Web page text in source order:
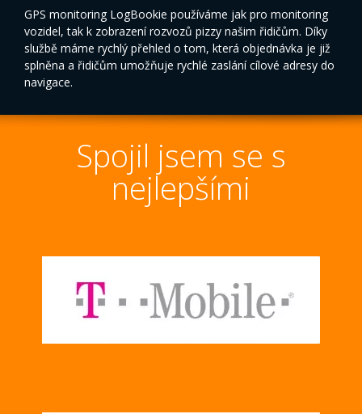
GPS monitoring LogBookie používáme jak pro monitoring
vozidel, tak k zobrazení rozvozů pizzy našim řidičům. Díky
službě máme rychlý přehled o tom, která objednávka je již
splněna a řidičům umožňuje rychlé zaslání cílové adresy do
navigace.
Spojil jsem se s
nejlepšími